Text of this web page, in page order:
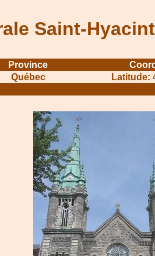
Saint-
Province
Québec Latitude: